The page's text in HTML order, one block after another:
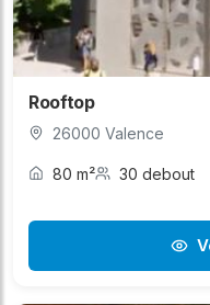
Rooftop
26000 Valence
80 m² 30 debout